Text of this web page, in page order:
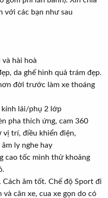
với các bạn như sau
hài hoà
da ghế hình quả trám đẹp.
đời trước làm xe thoáng
kính lái/phụ 2 lớp
pha thích ứng, cam 360
vị trí, điều khiển điện,
ly nghe hay
cao tốc mình thử khoảng
âm tốt. Chế độ Sport đi
cân xe, cua xe gọn do có